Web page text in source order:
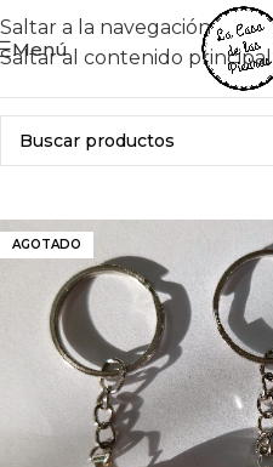
Saltar a la navegación
Saltar al contenido principal
Menú
AGOTADO